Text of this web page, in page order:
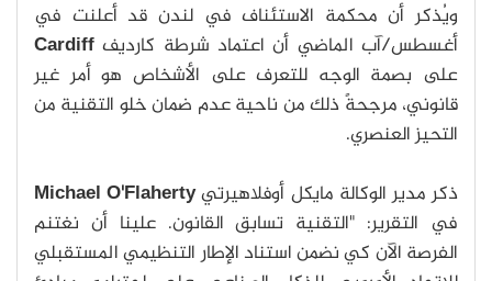
ويُذكر أن محكمة الاستئناف في لندن قد أعلنت في
أغسطس/آب الماضي أن اعتماد شرطة كارديف Cardiff
على بصمة الوجه للتعرف على الأشخاص هو أمر غير
قانوني، مرجحةً ذلك من ناحية عدم ضمان خلو التقنية من
التحيز العنصري.
ذكر مدير الوكالة مايكل أوفلاهيرتيMichael O'Flaherty
في التقرير: "التقنية تسابق القانون. علينا أن نغتنم
الفرصة الآن كي نضمن استناد الإطار التنظيمي المستقبلي